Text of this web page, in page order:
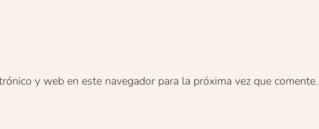
y web en este navegador para la próxima vez que comente.